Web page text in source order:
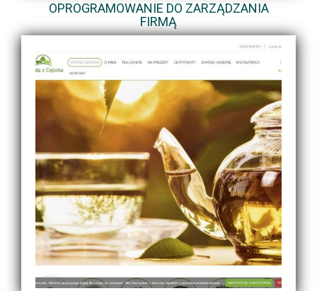
OPROGRAMOWANIE DO ZARZĄDZANIA
FIRMĄ